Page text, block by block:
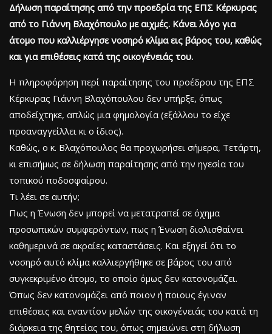
Δήλωση παραίτησης από την προεδρία της ΕΠΣ Κέρκυρας
από το Γιάννη Βλαχόπουλο με αιχμές. Κάνει λόγο για
άτομο που καλλιέργησε νοσηρό κλίμα εις βάρος του, καθώς
και για επιθέσεις κατά της οικογένειάς του.
Η πληροφόρηση περί παραίτησης του προέδρου της ΕΠΣ
Κέρκυρας Γιάννη Βλαχόπουλου δεν υπήρξε, όπως
αποδείχτηκε, απλώς μια φημολογία (εξάλλου το είχε
προαναγγείλλει κι ο ίδιος).
Καθώς, ο κ. Βλαχόπουλος θα προχωρήσει σήμερα, Τετάρτη,
κι επισήμως σε δήλωση παραίτησης από την ηγεσία του
τοπικού ποδοσφαίρου.
Τι λέει σε αυτήν;
Πως η Ένωση δεν μπορεί να μετατραπεί σε όχημα
προσωπικών συμφερόντων, πως η Ένωση διολισθαίνει
καθημερινά σε ακραίες καταστάσεις. Και εξηγεί ότι το
νοσηρό αυτό κλίμα καλλιεργήθηκε σε βάρος του από
συγκεκριμένο άτομο, το οποίο όμως δεν κατονομάζει.
Όπως δεν κατονομάζει από ποιον ή ποιους έγιναν
επιθέσεις και εναντίον μελών της οικογένειάς του κατά τη
διάρκεια της θητείας του, όπως σημειώνει στη δήλωση